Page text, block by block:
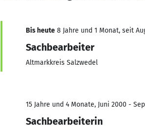
Bis heute 8 Jahre und 1 Monat, seit
Sachbearbeiter
Altmarkkreis Salzwedel
15 Jahre und 4 Monate, Juni 2000 -
Sachbearbeiterin